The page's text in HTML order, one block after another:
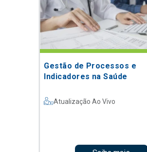
Gestão de Processos e
Indicadores na Saúde
Atualização Ao Vivo